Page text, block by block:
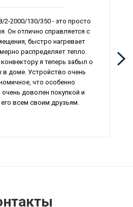
2000/130/350 - это просто
Он отлично справляется с
быстро нагревает
распределяет тепло.
я теперь забыл о
в доме. Устройство очень
что особенно
доволен покупкой и
всем своим друзьям.